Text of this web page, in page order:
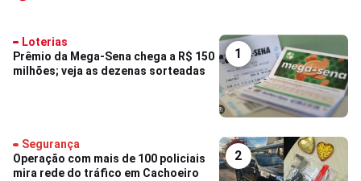
1
Loterias
Prêmio da Mega-Sena chega a R$ 150
milhões; veja as dezenas sorteadas
2
Segurança
Operação com mais de 100 policiais
mira rede do tráfico em Cachoeiro